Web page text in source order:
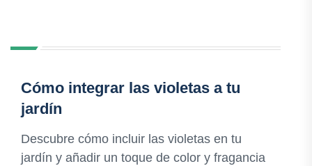
Cómo integrar las violetas a tu
jardín
Descubre cómo incluir las violetas en tu
jardín y añadir un toque de color y fragancia